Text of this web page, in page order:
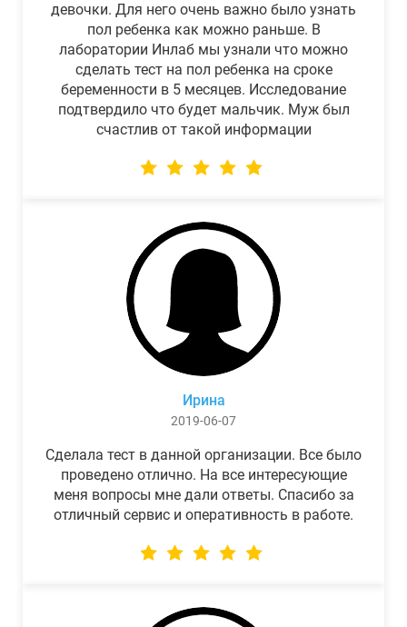
девочки. Для него очень важно было узнать
пол ребенка как можно раньше. В
лаборатории Инлаб мы узнали что можно
сделать тест на пол ребенка на сроке
беременности в 5 месяцев. Исследование
подтвердило что будет мальчик. Муж был
счастлив от такой информации
Ирина
2019-06-07
Сделала тест в данной организации. Все было
проведено отлично. На все интересующие
меня вопросы мне дали ответы. Спасибо за
отличный сервис и оперативность в работе.